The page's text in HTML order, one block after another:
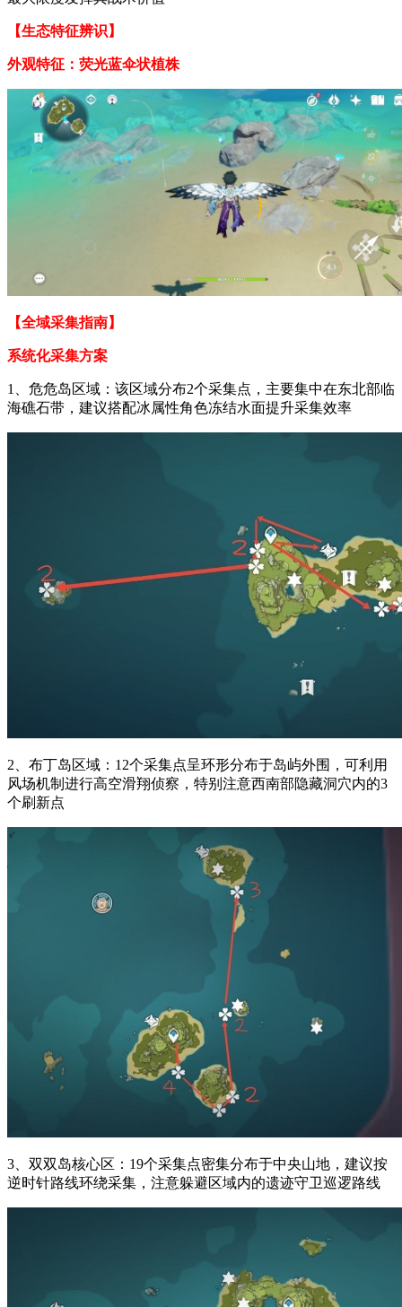
【生态特征辨识】
外观特征：荧光蓝伞状植株
【全域采集指南】
系统化采集方案
1、危危岛区域：该区域分布2个采集点，主要集中在东北部临
海礁石带，建议搭配冰属性角色冻结水面提升采集效率
2、布丁岛区域：12个采集点呈环形分布于岛屿外围，可利用
风场机制进行高空滑翔侦察，特别注意西南部隐藏洞穴内的3
个刷新点
3、双双岛核心区：19个采集点密集分布于中央山地，建议按
逆时针路线环绕采集，注意躲避区域内的遗迹守卫巡逻路线